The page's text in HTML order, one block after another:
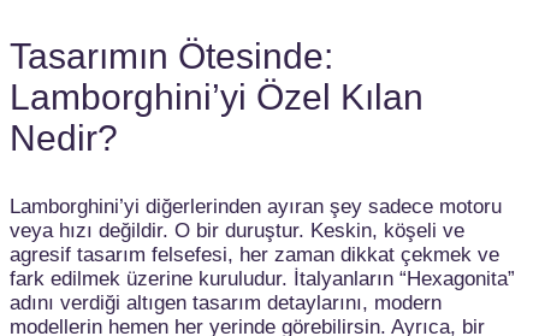
Tasarımın Ötesinde:
Lamborghini’yi Özel Kılan
Nedir?
Lamborghini’yi diğerlerinden ayıran şey sadece motoru
veya hızı değildir. O bir duruştur. Keskin, köşeli ve
agresif tasarım felsefesi, her zaman dikkat çekmek ve
fark edilmek üzerine kuruludur. İtalyanların “Hexagonita”
adını verdiği altıgen tasarım detaylarını, modern
modellerin hemen her yerinde görebilirsin. Ayrıca, bir